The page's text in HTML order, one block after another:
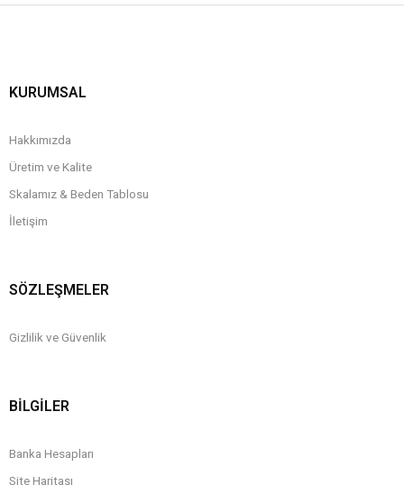
KURUMSAL
Hakkımızda
Üretim ve Kalite
Skalamız & Beden Tablosu
İletişim
SÖZLEŞMELER
Gizlilik ve Güvenlik
BİLGİLER
Banka Hesapları
Site Haritası